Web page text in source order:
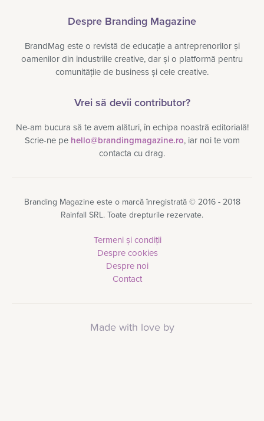
Despre Branding Magazine
BrandMag este o revistă de educație a antreprenorilor și
oamenilor din industriile creative, dar și o platformă pentru
comunitățile de business și cele creative.
Vrei să devii contributor?
Ne-am bucura să te avem alături, în echipa noastră editorială!
Scrie-ne pe hello@brandingmagazine.ro, iar noi te vom
contacta cu drag.
Branding Magazine este o marcă înregistrată © 2016 - 2018
Rainfall SRL. Toate drepturile rezervate.
Termeni și condiții
Despre cookies
Despre noi
Contact
Made with love by